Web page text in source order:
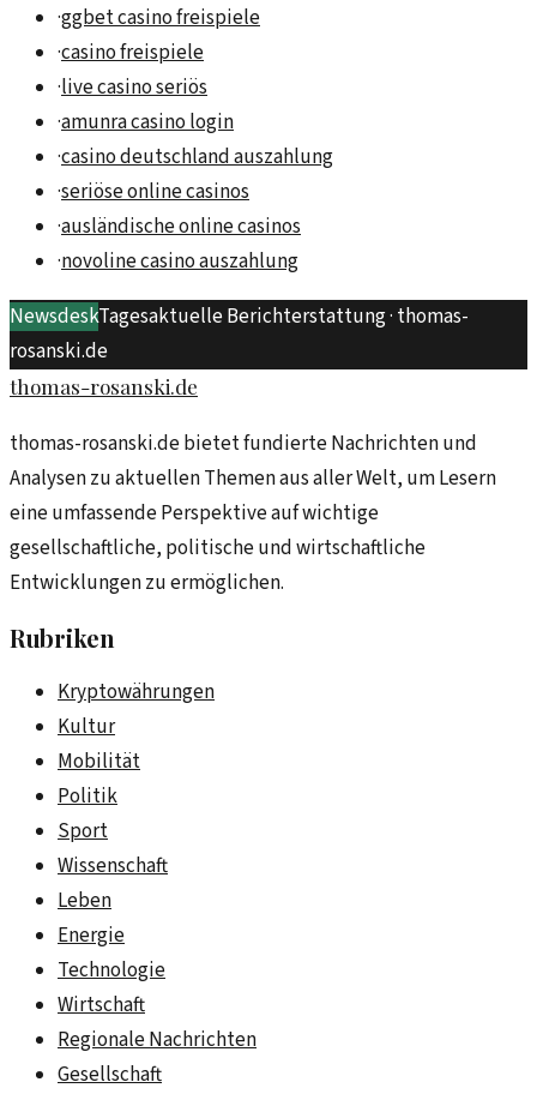
·ggbet casino freispiele
·casino freispiele
·live casino seriös
·amunra casino login
·casino deutschland auszahlung
·seriöse online casinos
·ausländische online casinos
·novoline casino auszahlung
NewsdeskTagesaktuelle Berichterstattung · thomas-
rosanski.de
thomas-rosanski.de
thomas-rosanski.de bietet fundierte Nachrichten und
Analysen zu aktuellen Themen aus aller Welt, um Lesern
eine umfassende Perspektive auf wichtige
gesellschaftliche, politische und wirtschaftliche
Entwicklungen zu ermöglichen.
Rubriken
Kryptowährungen
Kultur
Mobilität
Politik
Sport
Wissenschaft
Leben
Energie
Technologie
Wirtschaft
Regionale Nachrichten
Gesellschaft